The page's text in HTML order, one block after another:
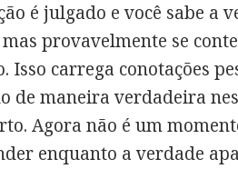
é julgado e você sabe a
provavelmente se
Isso carrega conotações
de maneira verdadeira
Agora não é um
enquanto a verdade